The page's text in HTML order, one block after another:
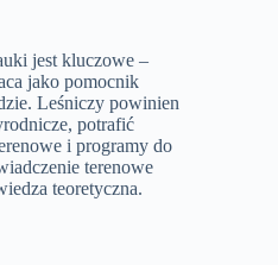
jest kluczowe –
jako pomocnik
Leśniczy powinien
potrafić
i programy do
terenowe
teoretyczna.